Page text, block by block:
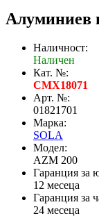
Алуминиев
Наличност:
Наличен
Кат. №:
CMX18071
Арт. №:
01821701
Марка:
SOLA
Модел:
AZM 200
Гаранция за
12 месеца
Гаранция за
24 месеца